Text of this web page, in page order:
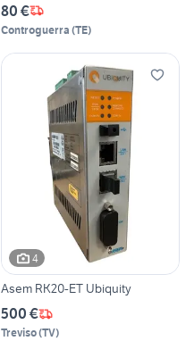
80 €
Controguerra (TE)
4
Asem RK20-ET Ubiquity
500 €
Treviso(TV)